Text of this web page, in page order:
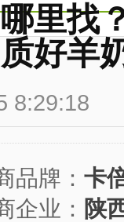
里找
好羊
8:29:18
品牌： 卡
企业： 陕